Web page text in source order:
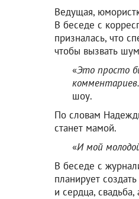
Ведущая,
В беседе с
призналась, что
чтобы вызвать
«Это просто
шоу.
По словам
станет мамой.
«И мой
В беседе с
планирует
и сердца,